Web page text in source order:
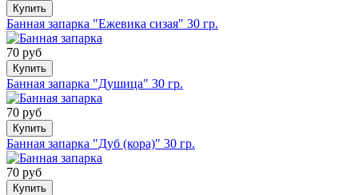
Купить
Банная запарка "Ежевика сизая" 30 гр.
70 руб
Купить
Банная запарка "Душица" 30 гр.
70 руб
Купить
Банная запарка "Дуб (кора)" 30 гр.
70 руб
Купить